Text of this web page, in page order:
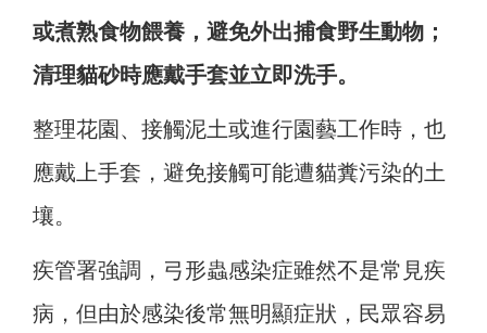
或煮熟食物餵養，避免外出捕食野生動物；
清理貓砂時應戴手套並立即洗手。
整理花園、接觸泥土或進行園藝工作時，也
應戴上手套，避免接觸可能遭貓糞污染的土
壤。
疾管署強調，弓形蟲感染症雖然不是常見疾
病，但由於感染後常無明顯症狀，民眾容易